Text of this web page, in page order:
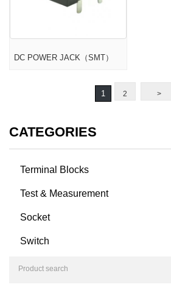
DC POWER JACK（SMT）
1 2 >
CATEGORIES
Terminal Blocks
Test & Measurement
Socket
Switch